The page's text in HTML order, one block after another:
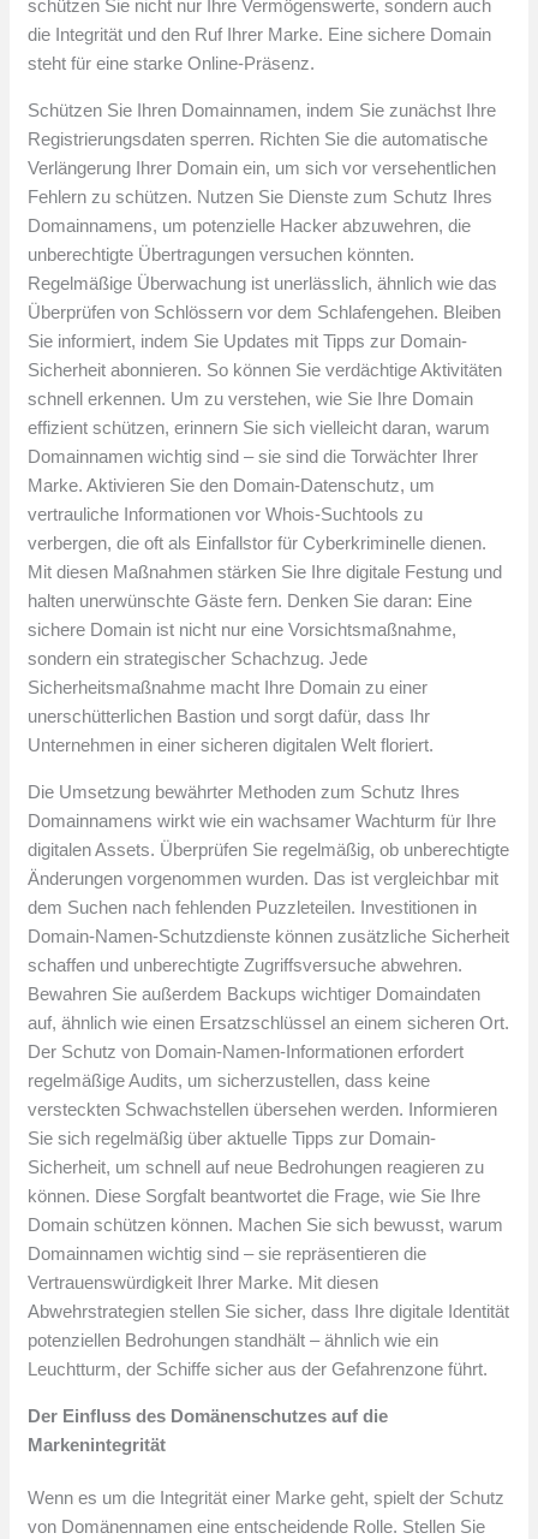
schützen Sie nicht nur Ihre Vermögenswerte, sondern auch
die Integrität und den Ruf Ihrer Marke. Eine sichere Domain
steht für eine starke Online-Präsenz.
Schützen Sie Ihren Domainnamen, indem Sie zunächst Ihre
Registrierungsdaten sperren. Richten Sie die automatische
Verlängerung Ihrer Domain ein, um sich vor versehentlichen
Fehlern zu schützen. Nutzen Sie Dienste zum Schutz Ihres
Domainnamens, um potenzielle Hacker abzuwehren, die
unberechtigte Übertragungen versuchen könnten.
Regelmäßige Überwachung ist unerlässlich, ähnlich wie das
Überprüfen von Schlössern vor dem Schlafengehen. Bleiben
Sie informiert, indem Sie Updates mit Tipps zur Domain-
Sicherheit abonnieren. So können Sie verdächtige Aktivitäten
schnell erkennen. Um zu verstehen, wie Sie Ihre Domain
effizient schützen, erinnern Sie sich vielleicht daran, warum
Domainnamen wichtig sind – sie sind die Torwächter Ihrer
Marke. Aktivieren Sie den Domain-Datenschutz, um
vertrauliche Informationen vor Whois-Suchtools zu
verbergen, die oft als Einfallstor für Cyberkriminelle dienen.
Mit diesen Maßnahmen stärken Sie Ihre digitale Festung und
halten unerwünschte Gäste fern. Denken Sie daran: Eine
sichere Domain ist nicht nur eine Vorsichtsmaßnahme,
sondern ein strategischer Schachzug. Jede
Sicherheitsmaßnahme macht Ihre Domain zu einer
unerschütterlichen Bastion und sorgt dafür, dass Ihr
Unternehmen in einer sicheren digitalen Welt floriert.
Die Umsetzung bewährter Methoden zum Schutz Ihres
Domainnamens wirkt wie ein wachsamer Wachturm für Ihre
digitalen Assets. Überprüfen Sie regelmäßig, ob unberechtigte
Änderungen vorgenommen wurden. Das ist vergleichbar mit
dem Suchen nach fehlenden Puzzleteilen. Investitionen in
Domain-Namen-Schutzdienste können zusätzliche Sicherheit
schaffen und unberechtigte Zugriffsversuche abwehren.
Bewahren Sie außerdem Backups wichtiger Domaindaten
auf, ähnlich wie einen Ersatzschlüssel an einem sicheren Ort.
Der Schutz von Domain-Namen-Informationen erfordert
regelmäßige Audits, um sicherzustellen, dass keine
versteckten Schwachstellen übersehen werden. Informieren
Sie sich regelmäßig über aktuelle Tipps zur Domain-
Sicherheit, um schnell auf neue Bedrohungen reagieren zu
können. Diese Sorgfalt beantwortet die Frage, wie Sie Ihre
Domain schützen können. Machen Sie sich bewusst, warum
Domainnamen wichtig sind – sie repräsentieren die
Vertrauenswürdigkeit Ihrer Marke. Mit diesen
Abwehrstrategien stellen Sie sicher, dass Ihre digitale Identität
potenziellen Bedrohungen standhält – ähnlich wie ein
Leuchtturm, der Schiffe sicher aus der Gefahrenzone führt.
Der Einfluss des Domänenschutzes auf die
Markenintegrität
Wenn es um die Integrität einer Marke geht, spielt der Schutz
von Domänennamen eine entscheidende Rolle. Stellen Sie